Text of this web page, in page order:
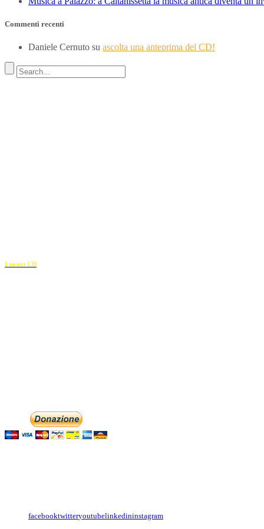
Commenti recenti
Daniele Cernuto su ascolta una anteprima del CD!
I nostri CD
facebooktwitteryoutubelinkedininstagram
English